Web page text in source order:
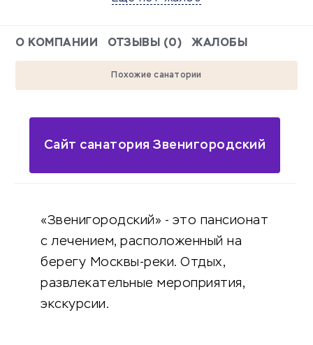
О КОМПАНИИ ОТЗЫВЫ (0) ЖАЛОБЫ
Похожие санатории
Сайт санатория Звенигородский
«Звенигородский» - это пансионат
с лечением, расположенный на
берегу Москвы-реки. Отдых,
развлекательные мероприятия,
экскурсии.